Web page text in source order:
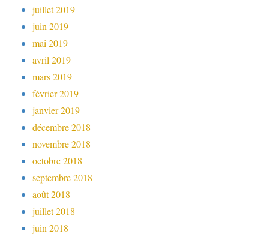
juillet 2019
juin 2019
mai 2019
avril 2019
mars 2019
février 2019
janvier 2019
décembre 2018
novembre 2018
octobre 2018
septembre 2018
août 2018
juillet 2018
juin 2018